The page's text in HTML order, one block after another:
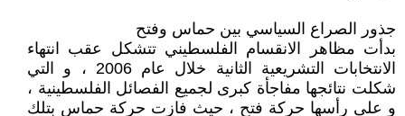
جذور الصراع السياسي بين حماس وفتح
بدأت مظاهر الانقسام الفلسطيني تتشكل عقب انتهاء
الانتخابات التشريعية الثانية خلال عام 2006 ، و التي
شكلت نتائجها مفاجأة كبرى لجميع الفصائل الفلسطينية ،
و على رأسها حركة فتح ، حيث فازت حركة حماس بتلك